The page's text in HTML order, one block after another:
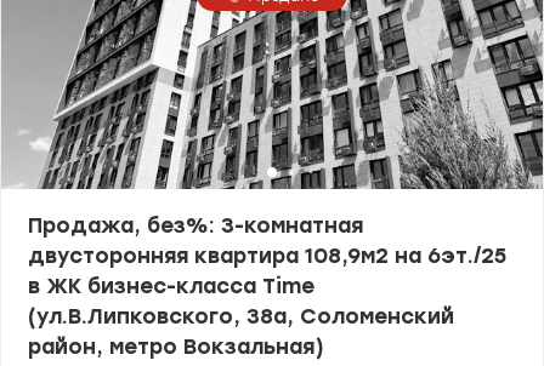
Продажа, без%: 3-комнатная
двусторонняя квартира 108,9м2 на 6эт./25
в ЖК бизнес-класса Time
(ул.В.Липковского, 38а, Соломенский
район, метро Вокзальная)